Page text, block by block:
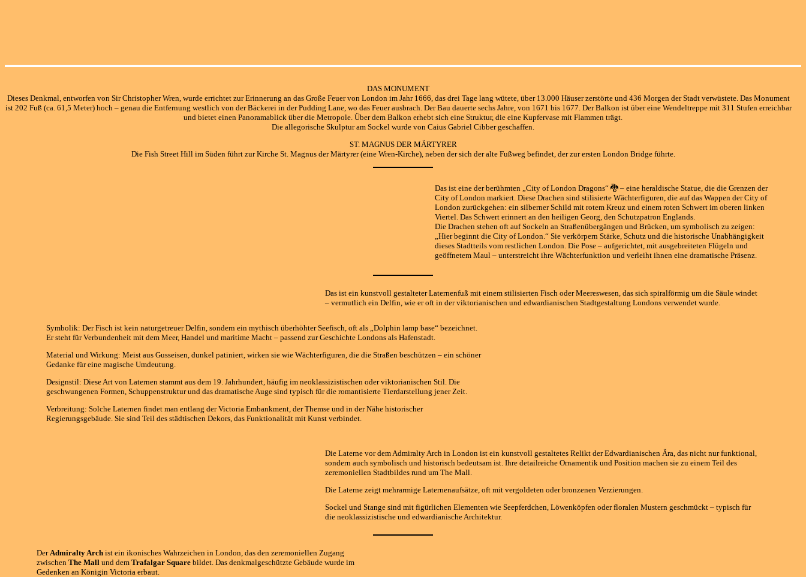
DAS MONUMENT
Dieses Denkmal, entworfen von Sir Christopher Wren, wurde errichtet zur Erinnerung an das Große Feuer von London im Jahr 1666, das drei Tage lang wütete, über 13.000 Häuser zerstörte und 436 Morgen der Stadt verwüstete. Das Monument
ist 202 Fuß (ca. 61,5 Meter) hoch – genau die Entfernung westlich von der Bäckerei in der Pudding Lane, wo das Feuer ausbrach. Der Bau dauerte sechs Jahre, von 1671 bis 1677. Der Balkon ist über eine Wendeltreppe mit 311 Stufen erreichbar
und bietet einen Panoramablick über die Metropole. Über dem Balkon erhebt sich eine Struktur, die eine Kupfervase mit Flammen trägt.
Die allegorische Skulptur am Sockel wurde von Caius Gabriel Cibber geschaffen.
ST. MAGNUS DER MÄRTYRER
Die Fish Street Hill im Süden führt zur Kirche St. Magnus der Märtyrer (eine Wren-Kirche), neben der sich der alte Fußweg befindet, der zur ersten London Bridge führte.
Das ist eine der berühmten „City of London Dragons“ 🐉 – eine heraldische Statue, die die Grenzen der
City of London markiert. Diese Drachen sind stilisierte Wächterfiguren, die auf das Wappen der City of
London zurückgehen: ein silberner Schild mit rotem Kreuz und einem roten Schwert im oberen linken
Viertel. Das Schwert erinnert an den heiligen Georg, den Schutzpatron Englands.
Die Drachen stehen oft auf Sockeln an Straßenübergängen und Brücken, um symbolisch zu zeigen:
„Hier beginnt die City of London.“ Sie verkörpern Stärke, Schutz und die historische Unabhängigkeit
dieses Stadtteils vom restlichen London. Die Pose – aufgerichtet, mit ausgebreiteten Flügeln und
geöffnetem Maul – unterstreicht ihre Wächterfunktion und verleiht ihnen eine dramatische Präsenz.
Das ist ein kunstvoll gestalteter Laternenfuß mit einem stilisierten Fisch oder Meereswesen, das sich spiralförmig um die Säule windet
– vermutlich ein Delfin, wie er oft in der viktorianischen und edwardianischen Stadtgestaltung Londons verwendet wurde.
Symbolik: Der Fisch ist kein naturgetreuer Delfin, sondern ein mythisch überhöhter Seefisch, oft als „Dolphin lamp base“ bezeichnet.
Er steht für Verbundenheit mit dem Meer, Handel und maritime Macht – passend zur Geschichte Londons als Hafenstadt.
Material und Wirkung: Meist aus Gusseisen, dunkel patiniert, wirken sie wie Wächterfiguren, die die Straßen beschützen – ein schöner
Gedanke für eine magische Umdeutung.
Designstil: Diese Art von Laternen stammt aus dem 19. Jahrhundert, häufig im neoklassizistischen oder viktorianischen Stil. Die
geschwungenen Formen, Schuppenstruktur und das dramatische Auge sind typisch für die romantisierte Tierdarstellung jener Zeit.
Verbreitung: Solche Laternen findet man entlang der Victoria Embankment, der Themse und in der Nähe historischer
Regierungsgebäude. Sie sind Teil des städtischen Dekors, das Funktionalität mit Kunst verbindet.
Die Laterne vor dem Admiralty Arch in London ist ein kunstvoll gestaltetes Relikt der Edwardianischen Ära, das nicht nur funktional,
sondern auch symbolisch und historisch bedeutsam ist. Ihre detailreiche Ornamentik und Position machen sie zu einem Teil des
zeremoniellen Stadtbildes rund um The Mall.
Die Laterne zeigt mehrarmige Laternenaufsätze, oft mit vergoldeten oder bronzenen Verzierungen.
Sockel und Stange sind mit figürlichen Elementen wie Seepferdchen, Löwenköpfen oder floralen Mustern geschmückt – typisch für
die neoklassizistische und edwardianische Architektur.
Der Admiralty Arch ist ein ikonisches Wahrzeichen in London, das den zeremoniellen Zugang
zwischenThe Mall und demTrafalgar Square bildet. Das denkmalgeschützte Gebäude wurde im
Gedenken an Königin Victoria erbaut.